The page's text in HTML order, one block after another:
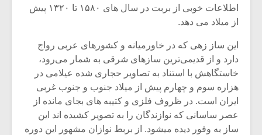
اطلاعات خوبی از بربت در سال های ۱۵۸۰ تا ۱۳۲۰ پیش
از میلاد می دهد.
این ساز زهی که در خاورمیانه و کشورهای عربی رواج
دارد و از قدیمی‌ترین سازهای شرقی به شمار می‌رود،
خاستگاهش با استناد به تصاویر حجاری شده عیلامی در
هزاره سوم و چهارم پیش از میلاد جنوب و جنوب غربی
ایران است. در ظروف فلزی و کتیبه های بجای مانده از
عصر ساسانی که نوازندگان را به تصویر کشیده اند این
ساز به وفور دیده میشود. از بربط نوازان مشهور این دوره